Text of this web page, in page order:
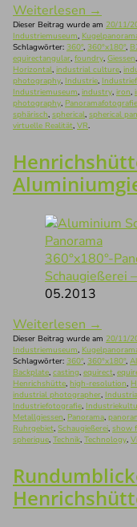
Weiterlesen →
Dieser Beitrag wurde am 20/11/
Industriemuseum,
Schlagwörter: 360°, 360°x180°,
equirectangular, foundry, Giessen,
Horizontal, industrial culture,
photography, Industrie,
Industriemuseum, industry, iron,
photography, Panoramafotografie
sphärisch, spherical, spherical
virtuelle Realität, VR.
360°x180°-
Schaugießerei
05.2013
Weiterlesen →
Dieser Beitrag wurde am 20/11/
Industriemuseum,
Schlagwörter: 360°, 360°x180°,
Backplate, casting, equirect,
Henrichshütte, high-resolution,
industrial photographer,
Industriefotografie,
Metallgiessen, Panorama,
Ruhrgebiet, Schaugießerei, show
spherique, Technik, Technology,